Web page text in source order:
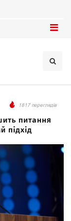
1817 переглядів
питання
підхід